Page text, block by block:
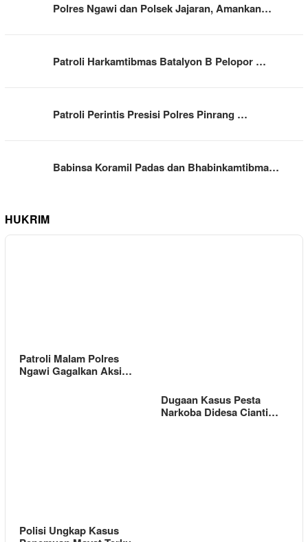
Polres Ngawi dan Polsek Jajaran, Amankan…
Patroli Harkamtibmas Batalyon B Pelopor …
Patroli Perintis Presisi Polres Pinrang …
Babinsa Koramil Padas dan Bhabinkamtibma…
HUKRIM
Patroli Malam Polres
Ngawi Gagalkan Aksi…
Dugaan Kasus Pesta
Narkoba Didesa Cianti…
Polisi Ungkap Kasus